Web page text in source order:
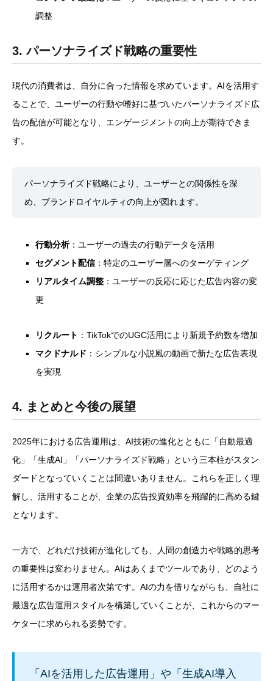
調整
3. パーソナライズド戦略の重要性
現代の消費者は、自分に合った情報を求めています。AIを活用す
ることで、ユーザーの行動や嗜好に基づいたパーソナライズド広
告の配信が可能となり、エンゲージメントの向上が期待できま
す。
パーソナライズド戦略により、ユーザーとの関係性を深
め、ブランドロイヤルティの向上が図れます。
行動分析：ユーザーの過去の行動データを活用
セグメント配信：特定のユーザー層へのターゲティング
リアルタイム調整 ：ユーザーの反応に応じた広告内容の変
更
リクルート ：TikTokでのUGC活用により新規予約数を増加
マクドナルド ：シンプルな小説風の動画で新たな広告表現
を実現
4. まとめと今後の展望
2025年における広告運用は、AI技術の進化とともに「自動最適
化」「生成AI」「パーソナライズド戦略」という三本柱がスタン
ダードとなっていくことは間違いありません。これらを正しく理
解し、活用することが、企業の広告投資効率を飛躍的に高める鍵
となります。
一方で、どれだけ技術が進化しても、人間の創造力や戦略的思考
の重要性は変わりません。AIはあくまでツールであり、どのよう
に活用するかは運用者次第です。AIの力を借りながらも、自社に
最適な広告運用スタイルを構築していくことが、これからのマー
ケターに求められる姿勢です。
「AIを活用した広告運用」や「生成AI導入